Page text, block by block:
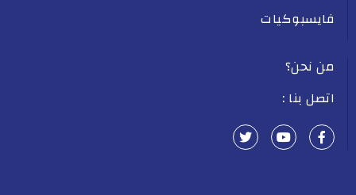
فايسبوكيات
من نحن؟
اتصل بنا :